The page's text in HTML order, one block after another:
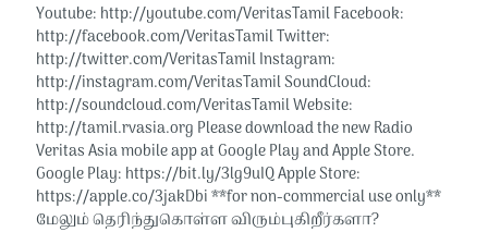
Youtube: http://youtube.com/VeritasTamil​​ Facebook:
http://facebook.com/VeritasTamil​​ Twitter:
http://twitter.com/VeritasTamil​​ Instagram:
http://instagram.com/VeritasTamil​​ SoundCloud:
http://soundcloud.com/VeritasTamil​​ Website:
http://tamil.rvasia.org Please download the new Radio
Veritas Asia mobile app at Google Play and Apple Store.
Google Play: https://bit.ly/3lg9uIQ Apple Store:
https://apple.co/3jakDbi​​ **for non-commercial use only**
மேலும் தெரிந்துகொள்ள விரும்புகிறீர்களா?